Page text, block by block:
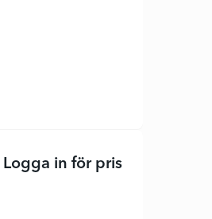
Logga in för pris